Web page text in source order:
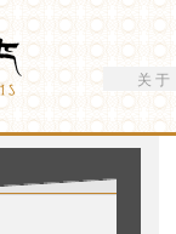
关 于